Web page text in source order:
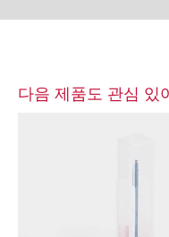
다음 제품도 관심 있